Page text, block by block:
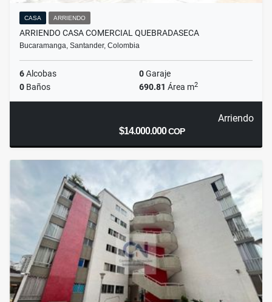
CASA ARRIENDO
ARRIENDO CASA COMERCIAL QUEBRADASECA
Bucaramanga, Santander, Colombia
6Alcobas 0Garaje
0 Baños 690.81 Área m2
Arriendo
$14.000.000COP